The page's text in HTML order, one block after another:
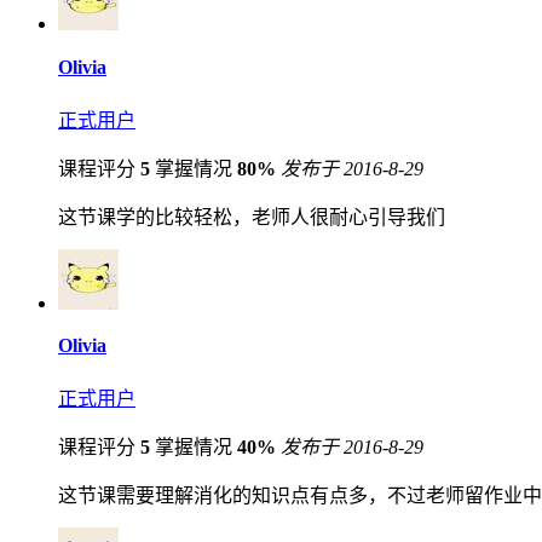
Olivia
正式用户
课程评分 5 掌握情况 80% 发布于 2016-8-29
这节课学的比较轻松，老师人很耐心引导我们
Olivia
正式用户
课程评分 5 掌握情况 40% 发布于 2016-8-29
这节课需要理解消化的知识点有点多，不过老师留作业